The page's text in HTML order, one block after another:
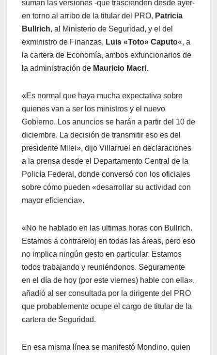
suman las versiones -que trascienden desde ayer-
en torno al arribo de la titular del PRO, Patricia
Bullrich, al Ministerio de Seguridad, y el del
exministro de Finanzas, Luis «Toto» Caputo«, a
la cartera de Economía, ambos exfuncionarios de
la administración de Mauricio Macri.
«Es normal que haya mucha expectativa sobre
quienes van a ser los ministros y el nuevo
Gobierno. Los anuncios se harán a partir del 10 de
diciembre. La decisión de transmitir eso es del
presidente Milei», dijo Villarruel en declaraciones
a la prensa desde el Departamento Central de la
Policía Federal, donde conversó con los oficiales
sobre cómo pueden «desarrollar su actividad con
mayor eficiencia».
«No he hablado en las ultimas horas con Bullrich.
Estamos a contrareloj en todas las áreas, pero eso
no implica ningún gesto en particular. Estamos
todos trabajando y reuniéndonos. Seguramente
en el día de hoy (por este viernes) hable con ella»,
añadió al ser consultada por la dirigente del PRO
que probablemente ocupe el cargo de titular de la
cartera de Seguridad.
En esa misma línea se manifestó Mondino, quien